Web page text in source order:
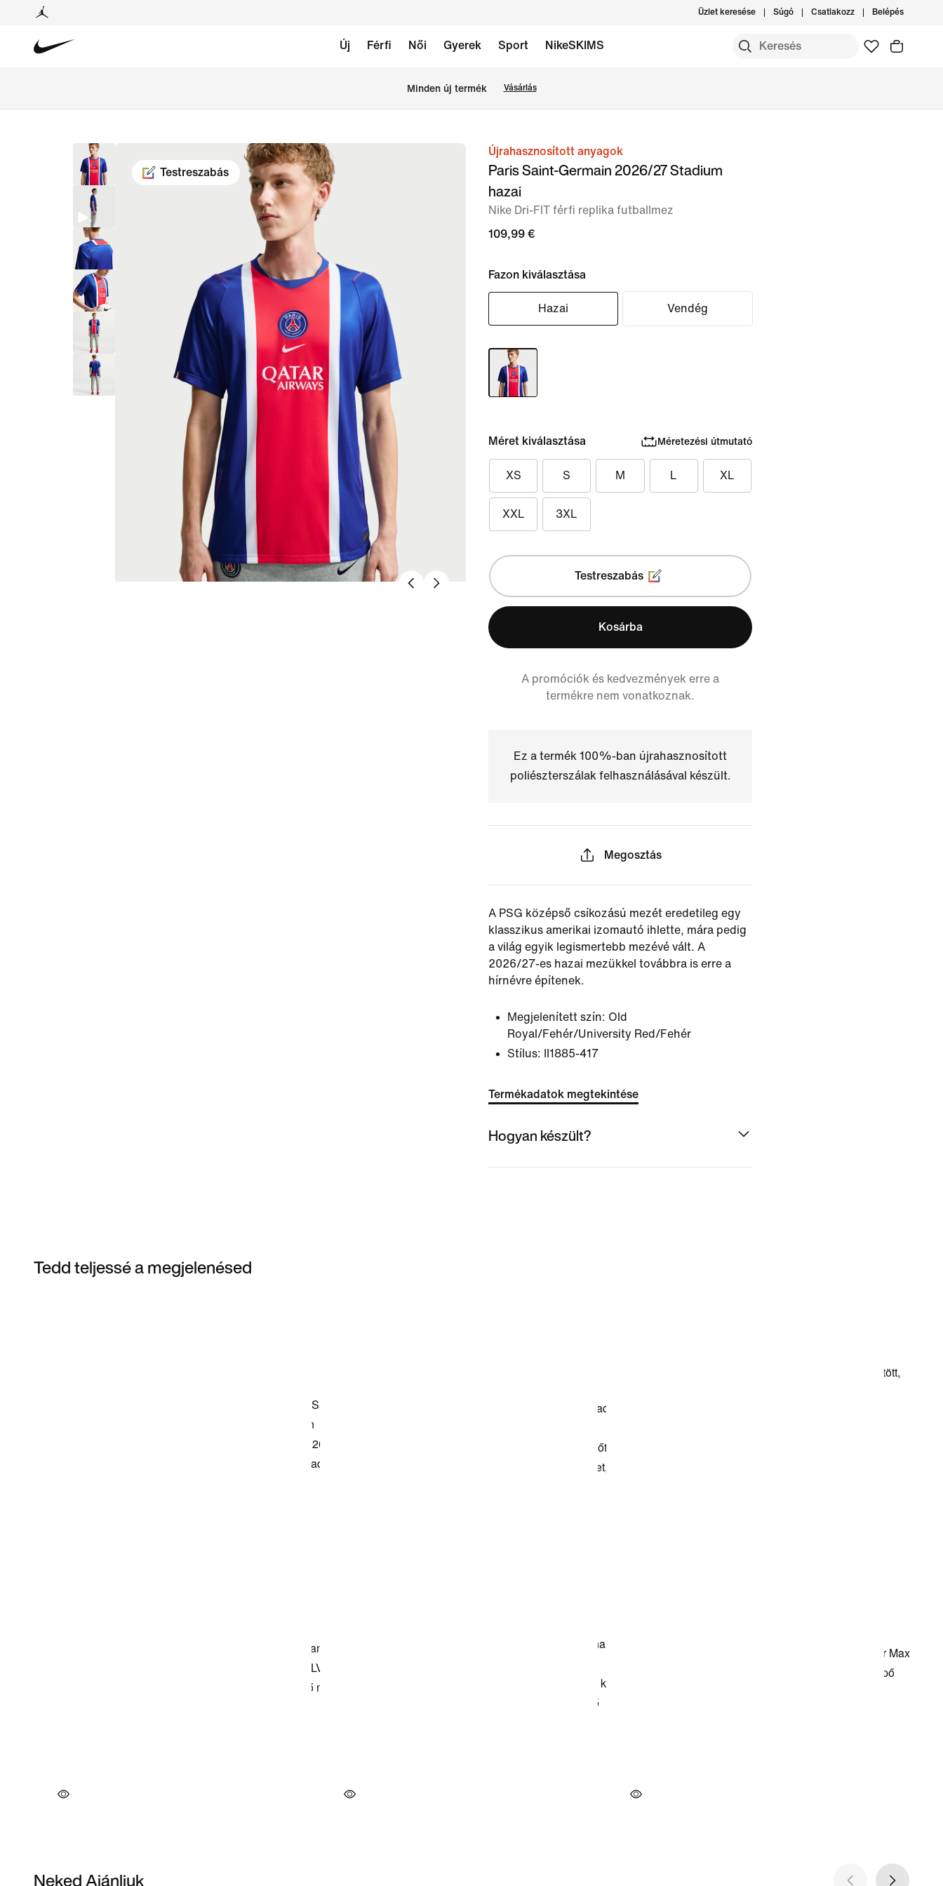
Üzlet keresése Súgó Csatlakozz Belépés
Új Férfi Női Gyerek Sport NikeSKIMS
Minden új termék Vásárlás
Testreszabás
Újrahasznosított anyagok
Paris Saint-Germain 2026/27 Stadium
hazai
Nike Dri-FIT férfi replika futballmez
109,99 €
Fazon kiválasztása
Hazai Vendég
Méret kiválasztása Méretezési útmutató
XS S M L XL
XXL 3XL
Testreszabás
Kosárba
A promóciók és kedvezmények erre a
termékre nem vonatkoznak.
Ez a termék 100%-ban újrahasznosított
poliészterszálak felhasználásával készült.
Megosztás
A PSG középső csíkozású mezét eredetileg egy
klasszikus amerikai izomautó ihlette, mára pedig
a világ egyik legismertebb mezévé vált. A
2026/27-es hazai mezükkel továbbra is erre a
hírnévre építenek.
Megjelenített szín: Old
Royal/Fehér/University Red/Fehér
Stílus:
II1885-417
Termékadatok megtekintése
Hogyan készült?
Tedd teljessé a megjelenésed
Neked Ajánljuk